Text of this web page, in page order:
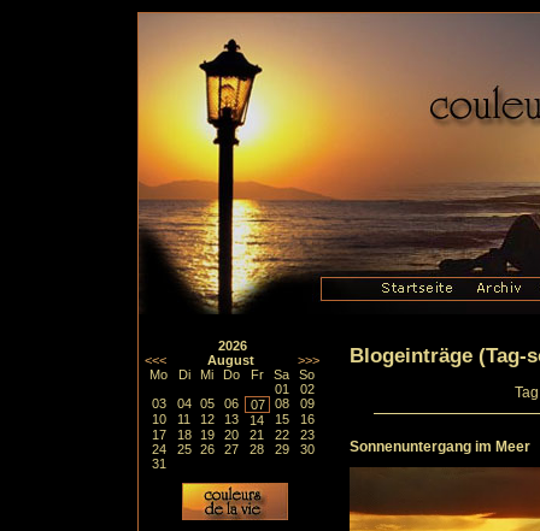
2026
<<<
August
>>>
Mo
Di Mi Do Fr Sa
So
01
02
03
04 05 06 07 08
09
10
11 12 13 14 15
16
17
18 19 20 21 22
23
24
25 26 27 28 29
30
31
Blogeinträge (Tag-
Sonnenuntergang im Meer